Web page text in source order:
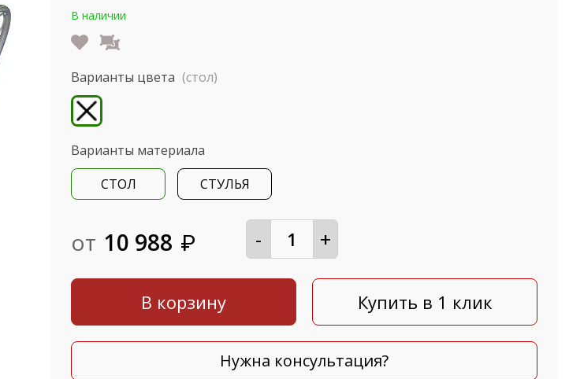
В наличии
Варианты цвета (стол)
Варианты материала
СТОЛ
СТУЛЬЯ
от 10 988 ₽ - +
В корзину Купить в 1 клик
Нужна консультация?